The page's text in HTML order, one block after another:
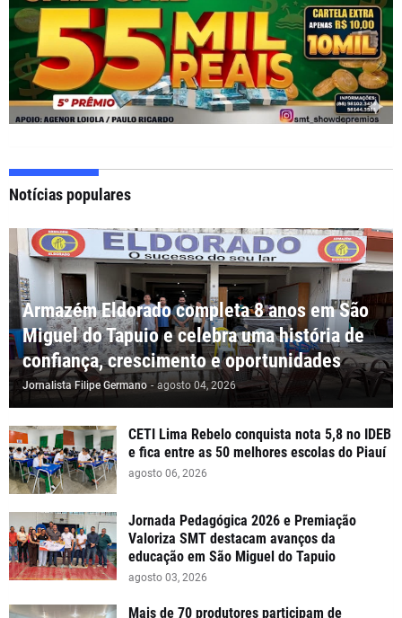
Notícias populares
Armazém Eldorado completa 8 anos em São
Miguel do Tapuio e celebra uma história de
confiança, crescimento e oportunidades
Jornalista Filipe Germano - agosto 04, 2026
CETI Lima Rebelo conquista nota 5,8 no IDEB
e fica entre as 50 melhores escolas do Piauí
agosto 06, 2026
Jornada Pedagógica 2026 e Premiação
Valoriza SMT destacam avanços da
educação em São Miguel do Tapuio
agosto 03, 2026
Mais de 70 produtores participam de